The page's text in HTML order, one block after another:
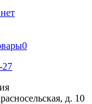
0
27
д. 10